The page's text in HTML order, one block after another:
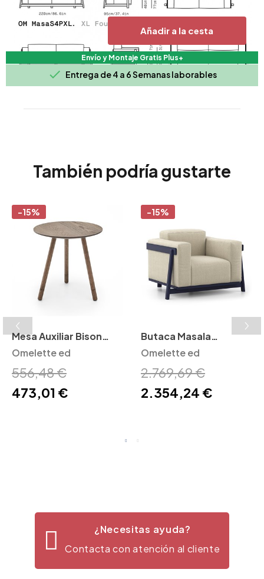
Añadir a la cesta
Envío y Montaje Gratis Plus+
 Entrega de 4 a 6 Semanas laborables
También podría gustarte
-15%
Mesa Auxiliar Bison
Omelette ed
Omelette ed
556,48 €
473,01 €
-15%
Butaca Masala
Omelette ed
Omelette ed
2.769,69 €
2.354,24 €
¿Necesitas ayuda?
Contacta con atención al cliente